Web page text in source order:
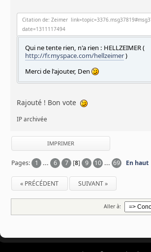
Citation de: Zeimer
date=1311117494
Qui ne tente rien, n'a rien : HELLZEIMER (
http://fr.myspace.com/hellzeimer)
Merci de l'ajouter, Den
Rajouté ! Bon vote
IP archivée
IMPRIMER
Pages: 1 ... 6 7 [8] 9 10 ...69 En haut
« PRÉCÉDENT SUIVANT »
Aller à: